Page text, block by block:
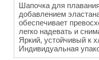
Шапочка для
добавлением
обеспечивает
легко надевать и
Яркий, устойчивый к
Индивидуальная